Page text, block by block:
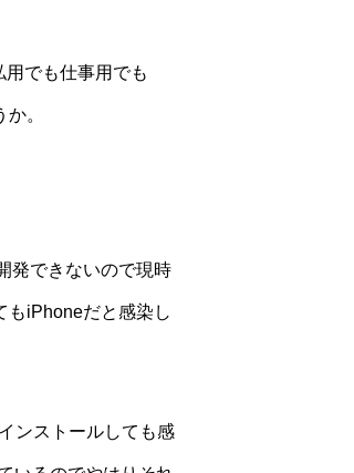
でも仕事用でも
。
発できないので現時
もiPhoneだと感染し
ンストールしても感